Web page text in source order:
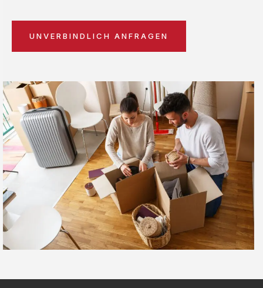
UNVERBINDLICH ANFRAGEN